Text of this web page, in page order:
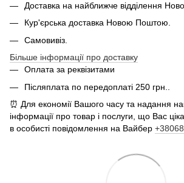
Доставка на найближче відділення
Кур'єрська доставка Новою Поштою.
Самовивіз.
Більше інформації про доставку
Оплата за реквізитами
Післяплата по передоплаті 250 грн..
⏰ Для економії Вашого часу та надання
інформації про товар і послуги, що Вас
в особисті повідомлення на Вайбер